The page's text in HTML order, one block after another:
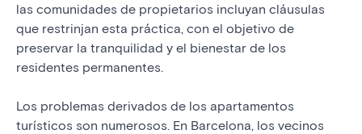
las comunidades de propietarios incluyan cláusulas
que restrinjan esta práctica, con el objetivo de
preservar la tranquilidad y el bienestar de los
residentes permanentes.
Los problemas derivados de los apartamentos
turísticos son numerosos. En Barcelona, los vecinos